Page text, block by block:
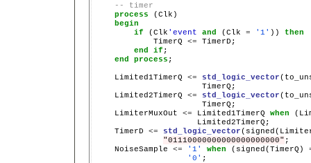
-- timer
process (Clk)
begin
if (Clk 'event and (Clk = '1' )) then
            TimerQ
<= TimerD;
end
if ;
end
process ;
    Limited1TimerQ
<= std_logic_vector
                      TimerQ;
    Limited2TimerQ
<= std_logic_vector
                      TimerQ;
    LimiterMuxOut
<= Limited1TimerQ when
                     Limited2TimerQ;
    TimerD
<= std_logic_vector
"01110000000000000000000" ;
    NoiseSample
<= '1' when (signed(TimerQ)
'0' ;